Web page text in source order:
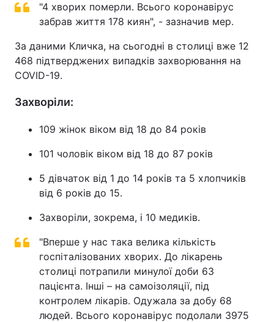
"4 хворих померли. Всього коронавірус
забрав життя 178 киян", - зазначив мер.
За даними Кличка, на сьогодні в столиці вже 12
468 підтверджених випадків захворювання на
COVID-19.
Захворіли:
109 жінок віком від 18 до 84 років
101 чоловік віком від 18 до 87 рокiв
5 дівчаток від 1 до 14 років та 5 хлопчиків
від 6 років до 15.
Захворіли, зокрема, і 10 медиків.
"Вперше у нас така велика кількість
госпіталізованих хворих. До лікарень
столиці потрапили минулої доби 63
пацієнта. Інші – на самоізоляції, під
контролем лікарів. Одужала за добу 68
людей. Всього коронавірус подолали 3975